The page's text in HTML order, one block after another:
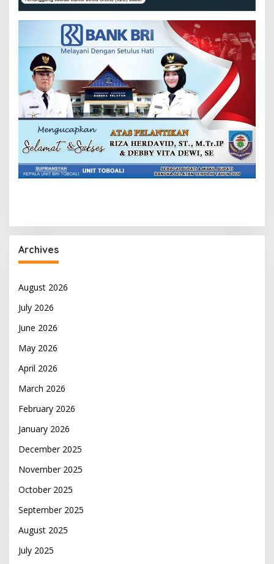
Archives
August 2026
July 2026
June 2026
May 2026
April 2026
March 2026
February 2026
January 2026
December 2025
November 2025
October 2025
September 2025
August 2025
July 2025